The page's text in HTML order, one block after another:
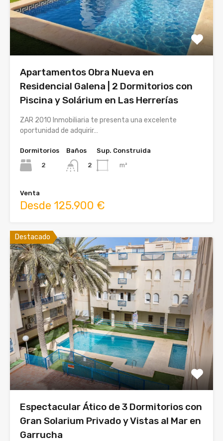
Apartamentos Obra Nueva en
Residencial Galena | 2 Dormitorios con
Piscina y Solárium en Las Herrerías
ZAR 2010 Inmobiliaria te presenta una excelente
oportunidad de adquirir…
Dormitorios
2
Baños
2
Sup. Construida
m²
Venta
Desde 125.900 €
Destacado
Espectacular Ático de 3 Dormitorios con
Gran Solarium Privado y Vistas al Mar en
Garrucha